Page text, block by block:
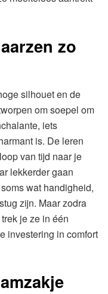
zo
silhouet en de
om soepel om
iets
is. De leren
van tijd naar je
lekkerder gaan
wat handigheid,
zijn. Maar zodra
je ze in één
investering in comfort